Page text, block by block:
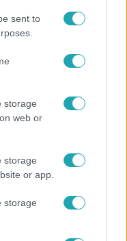
sent to
storage
web or
storage
or app.
storage